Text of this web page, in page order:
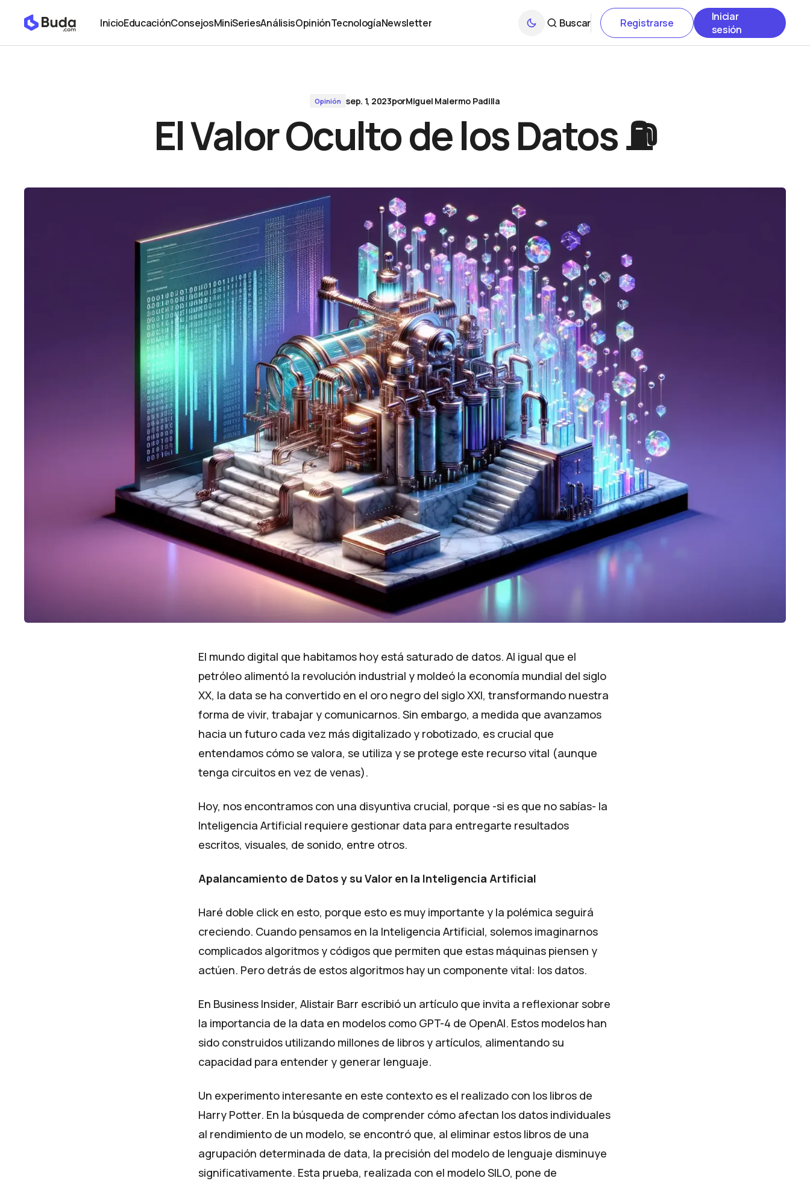
InicioEducaciónConsejosMiniSeriesAnálisisOpiniónTecnologíaNewsletter
Buscar Registrarse
Iniciar
sesión
Opinión El Valor Oculto de los Datos ⛽️
Opinión sep. 1, 2023porMiguel Malermo Padilla
El Valor Oculto de los Datos ⛽️
El mundo digital que habitamos hoy está saturado de datos. Al igual que el
petróleo alimentó la revolución industrial y moldeó la economía mundial del siglo
XX, la data se ha convertido en el oro negro del siglo XXI, transformando nuestra
forma de vivir, trabajar y comunicarnos. Sin embargo, a medida que avanzamos
hacia un futuro cada vez más digitalizado y robotizado, es crucial que
entendamos cómo se valora, se utiliza y se protege este recurso vital (aunque
tenga circuitos en vez de venas).
Hoy, nos encontramos con una disyuntiva crucial, porque -si es que no sabías- la
Inteligencia Artificial requiere gestionar data para entregarte resultados
escritos, visuales, de sonido, entre otros.
Apalancamiento de Datos y su Valor en la Inteligencia Artificial
Haré doble click en esto, porque esto es muy importante y la polémica seguirá
creciendo. Cuando pensamos en la Inteligencia Artificial, solemos imaginarnos
complicados algoritmos y códigos que permiten que estas máquinas piensen y
actúen. Pero detrás de estos algoritmos hay un componente vital: los datos.
En Business Insider, Alistair Barr escribió un artículoque invita a reflexionar sobre
la importancia de la data en modelos como GPT-4 de OpenAI. Estos modelos han
sido construidos utilizando millones de libros y artículos, alimentando su
capacidad para entender y generar lenguaje.
Un experimento interesante en este contexto es el realizado con los libros de
Harry Potter. En la búsqueda de comprender cómo afectan los datos individuales
al rendimiento de un modelo, se encontró que, al eliminar estos libros de una
agrupación determinada de data, la precisión del modelo de lenguaje disminuye
significativamente. Esta prueba, realizada con el modelo SILO, pone de